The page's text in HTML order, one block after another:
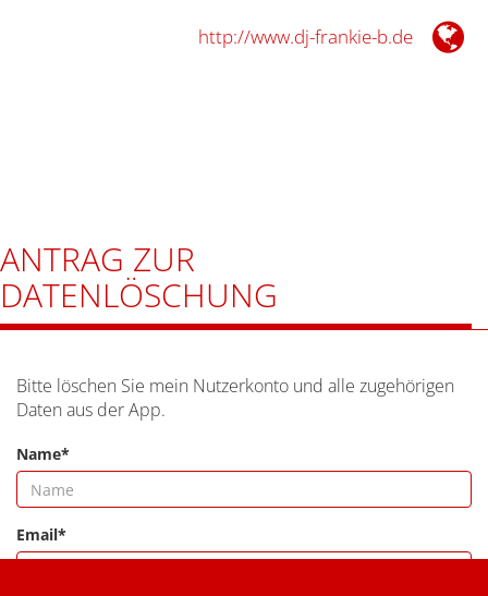
http://www.dj-frankie-b.de
ANTRAG ZUR
DATENLÖSCHUNG
Bitte löschen Sie mein Nutzerkonto und alle zugehörigen
Daten aus der App.
Name*
Email*